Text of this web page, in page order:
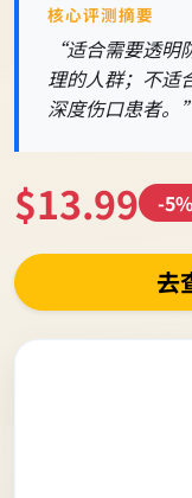
核心评测摘要
“适合需要透明
理的人群；不适
深度伤口患者。”
$13.99 -
去